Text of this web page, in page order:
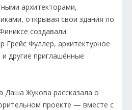
архитекторами,
открывая свои здания по
создавали
Грейс Фуллер, архитектурное
другие приглашённые
Даша Жукова рассказала о
проекте — вместе с